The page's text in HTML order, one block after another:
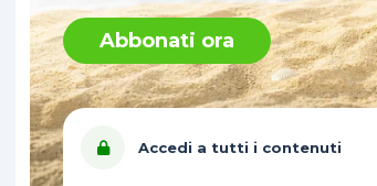
Abbonati ora
Accedi a tutti i contenuti